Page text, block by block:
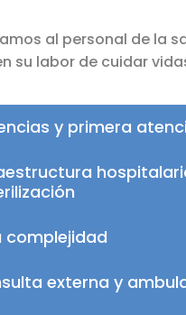
al personal de la
su labor de cuidar
y primera
complejidad
externa y